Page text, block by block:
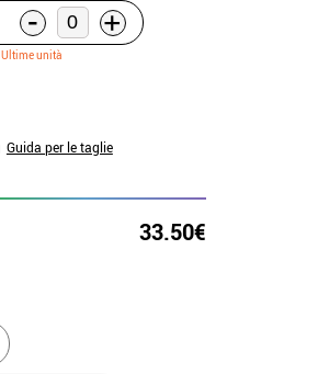
- +
Ultime unità
Guida per le taglie
33.50€